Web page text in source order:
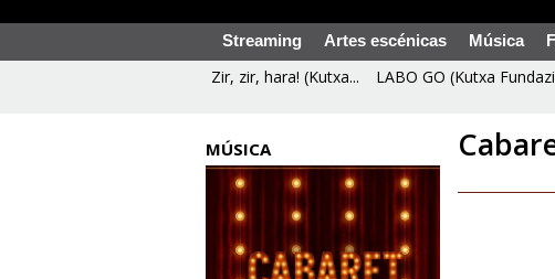
Streaming Artes escénicas Música
Zir, zir, hara! (Kutxa... LABO GO (Kutxa
MÚSICA